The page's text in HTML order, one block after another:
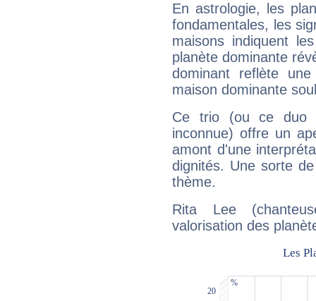
En astrologie, les
fondamentales, les
maisons indiquent
planète dominante
dominant reflète
maison dominante
Ce trio (ou ce duo
inconnue) offre un
amont d'une
dignités. Une sorte
thème.
Rita Lee
valorisation des